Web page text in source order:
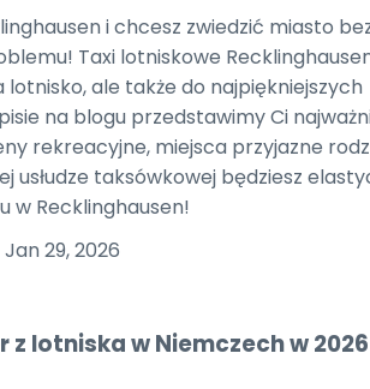
i chcesz zwiedzić miasto
Taxi lotniskowe
lotnisko, ale także do najpiękniejszych
na blogu przedstawimy Ci
rekreacyjne, miejsca przyjazne
usłudze taksówkowej będziesz
w Recklinghausen!
Jan 29, 2026
lotniska w Niemczech w 2026